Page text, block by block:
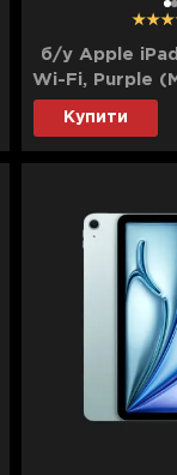
1
б/у Apple
Wi-Fi, Purple
Купити